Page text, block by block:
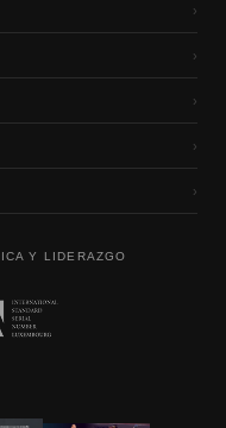
›
›
›
›
›
Y LIDERAZGO